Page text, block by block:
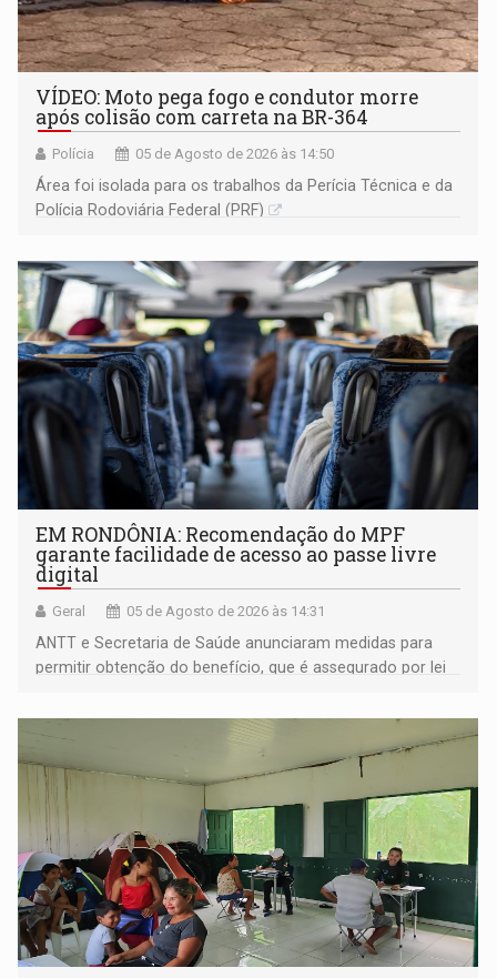
VÍDEO: Moto pega fogo e condutor morre
após colisão com carreta na BR-364
Polícia 05 de Agosto de 2026 às 14:50
Área foi isolada para os trabalhos da Perícia Técnica e da
Polícia Rodoviária Federal (PRF)
EM RONDÔNIA: Recomendação do MPF
garante facilidade de acesso ao passe livre
digital
Geral 05 de Agosto de 2026 às 14:31
ANTT e Secretaria de Saúde anunciaram medidas para
permitir obtenção do benefício, que é assegurado por lei